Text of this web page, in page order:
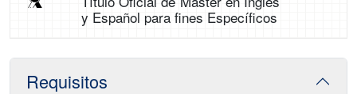
y Español para fines Específicos
Requisitos